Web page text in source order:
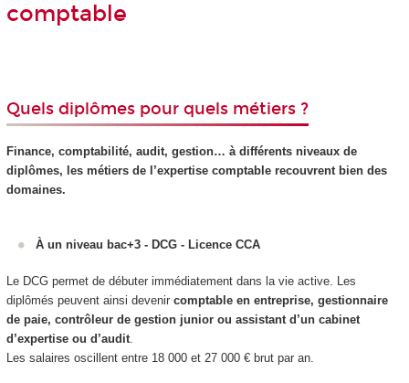
comptable
Quels diplômes pour quels métiers ?
Finance, comptabilité, audit, gestion… à différents niveaux de
diplômes, les métiers de l’expertise comptable recouvrent bien des
domaines.
À un niveau bac+3 - DCG - Licence CCA
Le DCG permet de débuter immédiatement dans la vie active. Les
diplômés peuvent ainsi devenir comptable en entreprise, gestionnaire
de paie, contrôleur de gestion junior ou assistant d’un cabinet
d’expertise ou d’audit.
Les salaires oscillent entre 18 000 et 27 000 € brut par an.